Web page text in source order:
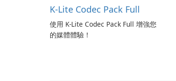
K-Lite Codec Pack Full
使用 K-Lite Codec Pack Full 增強您
的媒體體驗！